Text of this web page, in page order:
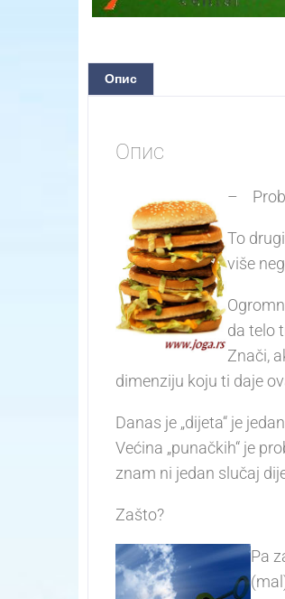
Опис
Опис
–
To
više
da telo
Znači,
dimenziju koju ti daje
Danas je „dijeta“ je
Većina „punačkih“ je
znam ni jedan slučaj
Zašto?
Pa